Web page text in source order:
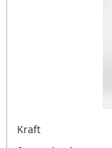
Kraft